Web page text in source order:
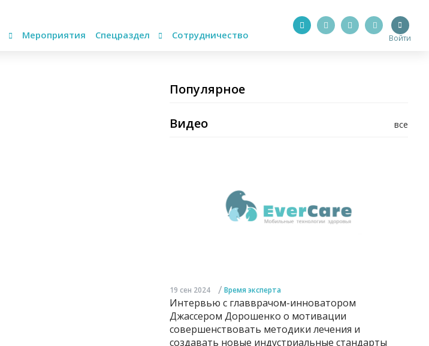
Мероприятия Спецраздел Сотрудничество Войти
Популярное
все
Видео
19 сен 2024 / Время эксперта
Интервью с главврачом-инноватором
Джассером Дорошенко о мотивации
совершенствовать методики лечения и
создавать новые индустриальные стандарты